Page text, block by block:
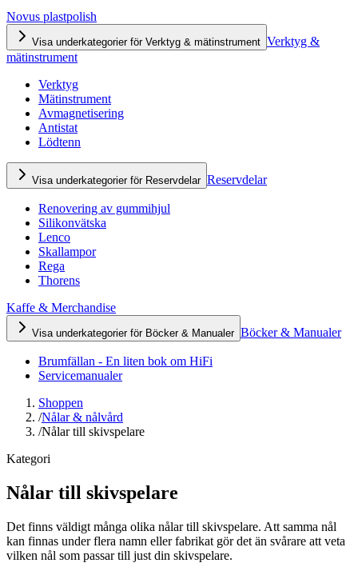
Novus plastpolish
Visa underkategorier för Verktyg & mätinstrument Verktyg &
mätinstrument
Verktyg
Mätinstrument
Avmagnetisering
Antistat
Lödtenn
Visa underkategorier för Reservdelar Reservdelar
Renovering av gummihjul
Silikonvätska
Lenco
Skallampor
Rega
Thorens
Kaffe & Merchandise
Visa underkategorier för Böcker & Manualer Böcker & Manualer
Brumfällan - En liten bok om HiFi
Servicemanualer
Shoppen
/Nålar & nålvård
/Nålar till skivspelare
Kategori
Nålar till skivspelare
Det finns väldigt många olika nålar till skivspelare. Att samma nål
kan finnas under flera namn eller fabrikat gör det än svårare att veta
vilken nål som passar till just din skivspelare.